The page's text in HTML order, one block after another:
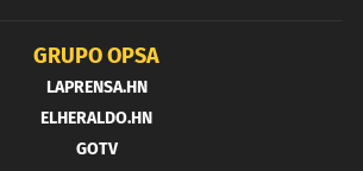
GRUPO OPSA
LAPRENSA.HN
ELHERALDO.HN
GOTV